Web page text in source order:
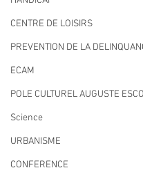
CENTRE DE LOISIRS
PREVENTION DE LA
ECAM
POLE CULTUREL AUGUSTE
Science
URBANISME
CONFERENCE